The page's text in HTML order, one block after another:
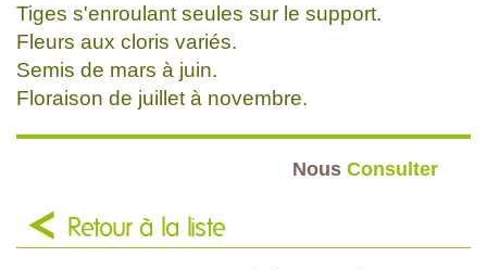
Tiges s'enroulant seules sur le support.
Fleurs aux cloris variés.
Semis de mars à juin.
Floraison de juillet à novembre.
Nous Consulter
Retour à la liste